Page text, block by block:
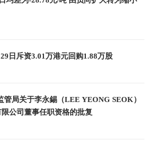
日斥资3.01万港元回购1.88万股
管局关于李永錫（LEE YEONG SEOK）
公司董事任职资格的批复